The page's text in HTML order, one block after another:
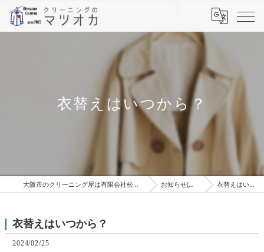
衣替えはいつから？
大阪市のクリーニング屋は有限会社松岡クリーニング工場 お知らせ(ブログ） 衣替えはいつから？
衣替えはいつから？
2024/02/25